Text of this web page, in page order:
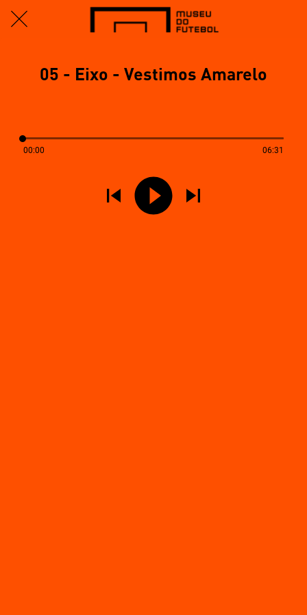
05 - Eixo - Vestimos Amarelo
00:00 06:31